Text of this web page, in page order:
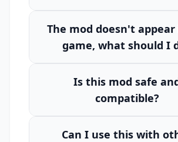
The mod doesn't
game, what should I
Is this mod safe
compatible?
Can I use this with